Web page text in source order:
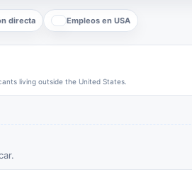
directa Empleos en USA
living outside the United States.